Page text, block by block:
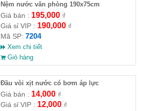
Nệm nước văn phòng 190x75cm
Giá bán : 195,000₫
Giá sỉ VIP : 190,000₫
Mã SP: 7204
Xem chi tiết
Giỏ hàng
Đầu vòi xịt nước có bơm áp lực
Giá bán : 14,000₫
Giá sỉ VIP : 12,000₫